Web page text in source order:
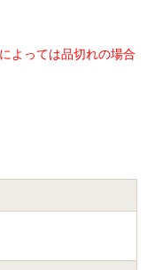
よっては品切れの場合